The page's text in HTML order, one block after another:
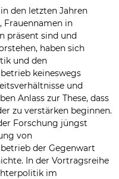
den letzten Jahren
Frauennamen in
präsent sind und
haben sich
und den
keineswegs
und
Anlass zur These, dass
zu verstärken beginnen.
Forschung jüngst
von
der Gegenwart
In der Vortragsreihe
im